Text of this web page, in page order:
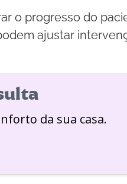
o progresso do
ajustar
da sua casa.